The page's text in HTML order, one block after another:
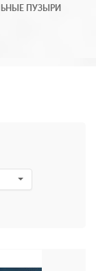
ПУЗЫРИ